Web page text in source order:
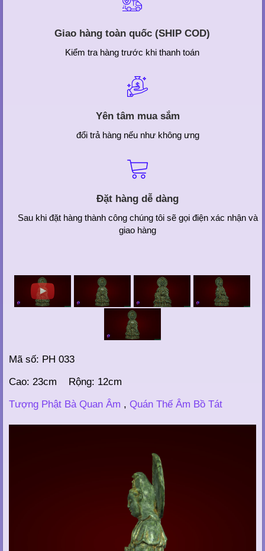
Giao hàng toàn quốc (SHIP COD)
Kiểm tra hàng trước khi thanh toán
Yên tâm mua sắm
đổi trả hàng nếu như không ưng
Đặt hàng dễ dàng
Sau khi đặt hàng thành công chúng tôi sẽ gọi điện xác nhận và
giao hàng
Mã số: PH 033
Cao: 23cm Rộng: 12cm
Tượng Phật Bà Quan Âm , Quán Thế Âm Bồ Tát